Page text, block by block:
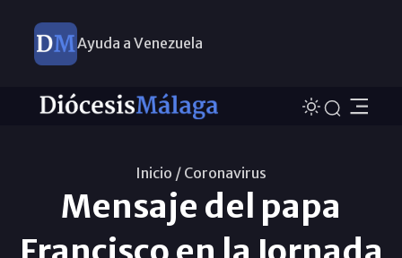
Ayuda a Venezuela
Inicio / Coronavirus
Mensaje del papa